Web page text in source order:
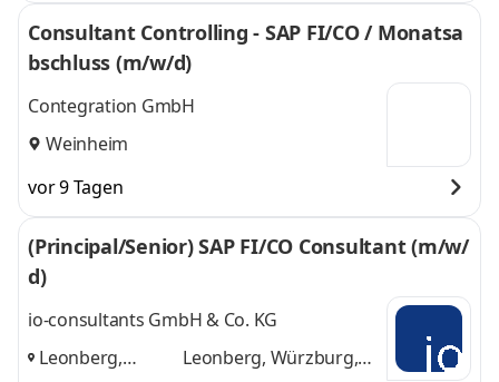
Consultant Controlling - SAP FI/CO / Monatsa
bschluss (m/w/d)
Contegration GmbH
Weinheim
vor 9 Tagen
(Principal/Senior) SAP FI/CO Consultant (m/w/
d)
io-consultants GmbH & Co. KG
Leonberg,
Leonberg, Würzburg,